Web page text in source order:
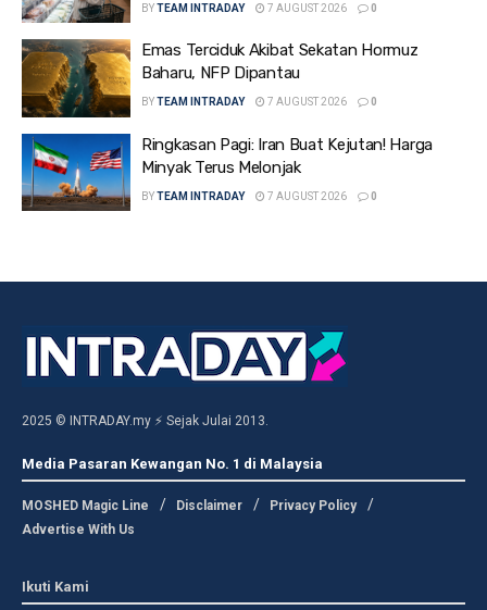
BYTEAM INTRADAY 7 AUGUST 2026 0
Emas Terciduk Akibat Sekatan Hormuz
Baharu, NFP Dipantau
BYTEAM INTRADAY 7 AUGUST 2026 0
Ringkasan Pagi: Iran Buat Kejutan! Harga
Minyak Terus Melonjak
BYTEAM INTRADAY 7 AUGUST 2026 0
2025 © INTRADAY.my ⚡ Sejak Julai 2013.
Media Pasaran Kewangan No. 1 di Malaysia
MOSHED Magic Line Disclaimer
Privacy Policy
Advertise With Us
Ikuti Kami